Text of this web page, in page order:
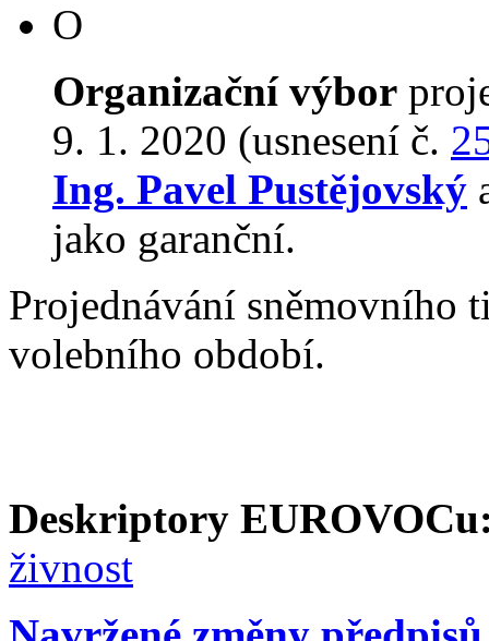
O
Organizační výbor
9. 1. 2020 (usnesení č.
Ing. Pavel Pustějovský
jako garanční.
Projednávání sněmovního
volebního období.
Deskriptory
živnost